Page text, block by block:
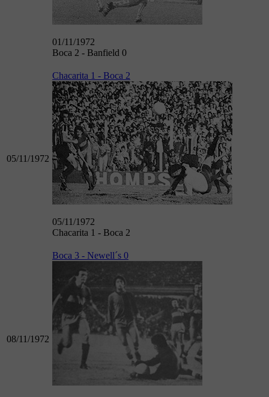
01/11/1972
Boca 2 - Banfield 0
05/11/1972
Chacarita 1 - Boca 2
05/11/1972
Chacarita 1 - Boca 2
08/11/1972
Boca 3 - Newell´s 0